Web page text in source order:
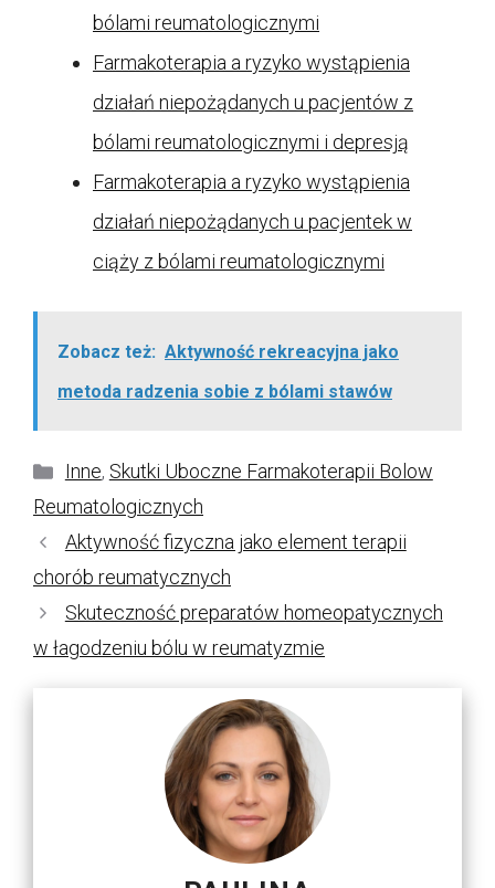
bólami reumatologicznymi
Farmakoterapia a ryzyko wystąpienia
działań niepożądanych u pacjentów z
bólami reumatologicznymi i depresją
Farmakoterapia a ryzyko wystąpienia
działań niepożądanych u pacjentek w
ciąży z bólami reumatologicznymi
Zobacz też: Aktywność rekreacyjna jako
metoda radzenia sobie z bólami stawów
Kategorie
Inne, Skutki Uboczne Farmakoterapii Bolow
Reumatologicznych
Aktywność fizyczna jako element terapii
chorób reumatycznych
Skuteczność preparatów homeopatycznych
w łagodzeniu bólu w reumatyzmie